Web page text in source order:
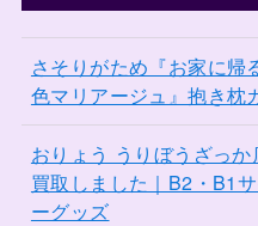
さそりがため『お家に帰
色マリアージュ』抱き枕
おりょう うりぼうざっ
買取しました｜B2・B1
ーグッズ